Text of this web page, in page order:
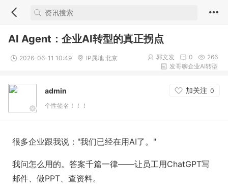
AI Agent：企业AI转型的真正拐点
2026-06-11 10:49 IP属地 北京 266
0
郭文发
发哥聊企业AI转型
admin 加关注 0
个性签名！！！
很多企业跟我说："我们已经在用AI了。"
我问怎么用的。答案千篇一律——让员工用ChatGPT写
邮件、做PPT、查资料。